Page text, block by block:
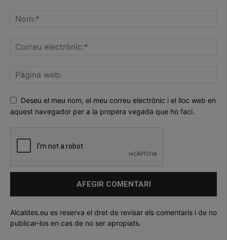
Deseu el meu nom, el meu correu electrònic i el lloc web en
aquest navegador per a la propera vegada que ho faci.
Alcaldes.eu es reserva el dret de revisar els comentaris i de no
publicar-los en cas de no ser apropiats.